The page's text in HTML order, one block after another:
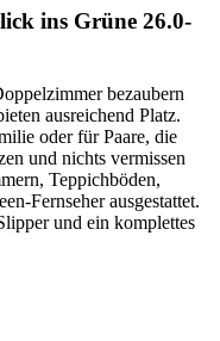
ins Grüne 26.0-
bezaubern
ausreichend Platz.
oder für Paare, die
und nichts vermissen
Teppichböden,
Fernseher ausgestattet.
und ein komplettes